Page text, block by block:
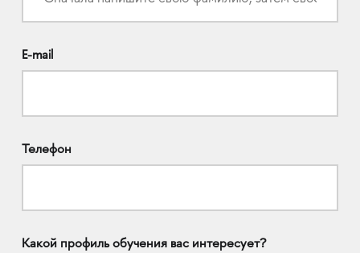
E-mail
Телефон
Какой профиль обучения вас интересует?